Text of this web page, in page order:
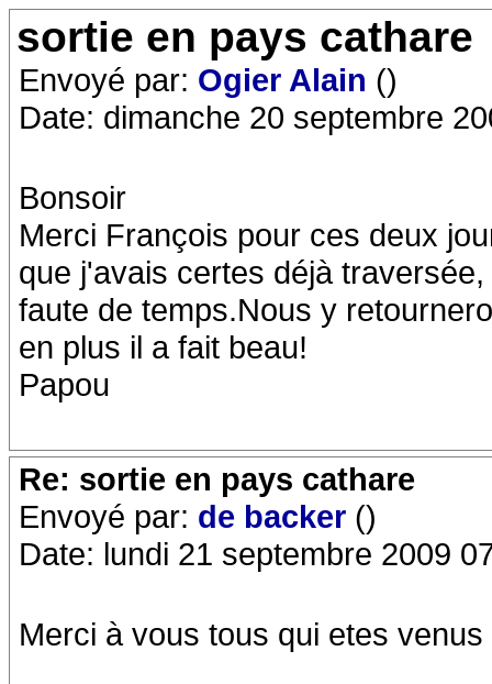
sortie en pays cathare
Envoyé par: Ogier Alain ()
Date: dimanche 20 septembre
Bonsoir
Merci François pour ces deux
que j'avais certes déjà
faute de temps.Nous y
en plus il a fait beau!
Papou
Re: sortie en pays cathare
Envoyé par: de backer ()
Date: lundi 21 septembre 2009
Merci à vous tous qui etes